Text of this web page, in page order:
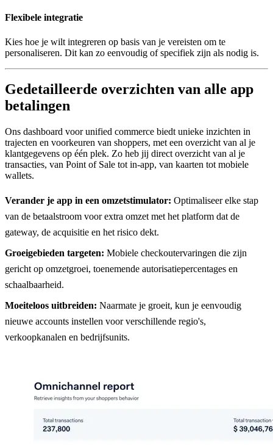
Flexibele integratie
Kies hoe je wilt integreren op basis van je vereisten om te
personaliseren. Dit kan zo eenvoudig of specifiek zijn als nodig is.
Gedetailleerde overzichten van alle app
betalingen
Ons dashboard voor unified commerce biedt unieke inzichten in
trajecten en voorkeuren van shoppers, met een overzicht van al je
klantgegevens op één plek. Zo heb jij direct overzicht van al je
transacties, van Point of Sale tot in-app, van kaarten tot mobiele
wallets.
Verander je app in een omzetstimulator: Optimaliseer elke stap
van de betaalstroom voor extra omzet met het platform dat de
gateway, de acquisitie en het risico dekt.
Groeigebieden targeten: Mobiele checkoutervaringen die zijn
gericht op omzetgroei, toenemende autorisatiepercentages en
schaalbaarheid.
Moeiteloos uitbreiden: Naarmate je groeit, kun je eenvoudig
nieuwe accounts instellen voor verschillende regio's,
verkoopkanalen en bedrijfsunits.